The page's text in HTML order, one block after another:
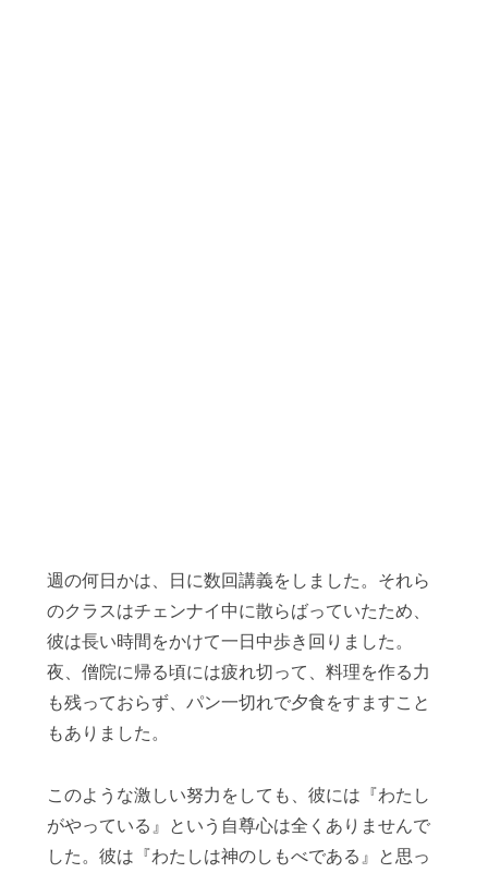
週の何日かは、日に数回講義をしました。それら
のクラスはチェンナイ中に散らばっていたため、
彼は長い時間をかけて一日中歩き回りました。
夜、僧院に帰る頃には疲れ切って、料理を作る力
も残っておらず、パン一切れで夕食をすますこと
もありました。
このような激しい努力をしても、彼には『わたし
がやっている』という自尊心は全くありませんで
した。彼は『わたしは神のしもべである』と思っ